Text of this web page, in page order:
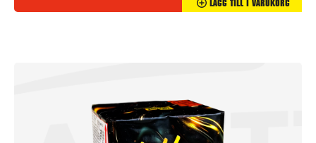
Lägg Till I Varukorg